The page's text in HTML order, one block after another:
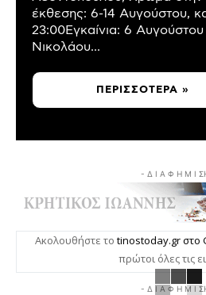
έκθεσης: 6-14 Αυγούστου,
23:00Εγκαίνια: 6
Νικολάου...
ΠΕΡΙΣΣΌΤΕΡΑ »
- Δ Ι Α Φ Η Μ Ι
Ακολουθήστε το tinostoday.gr στο
πρώτοι όλες τις
- Δ Ι Α Φ Η Μ Ι